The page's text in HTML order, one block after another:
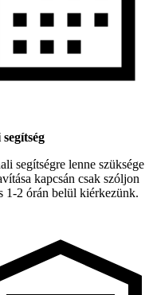
segítségre lenne szüksége
kapcsán csak szóljon
1-2 órán belül kiérkezünk.